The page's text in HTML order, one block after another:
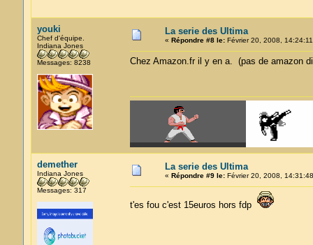
youki
Chef d'équipe.
Indiana Jones
Messages: 8238
La serie des Ultima
« Répondre #8 le:Février 20, 2008,
Chez Amazon.fr il y en a. (pas de amazon
demether
Indiana Jones
Messages: 317
La serie des Ultima
« Répondre #9 le:Février 20, 2008,
t'es fou c'est 15euros hors fdp